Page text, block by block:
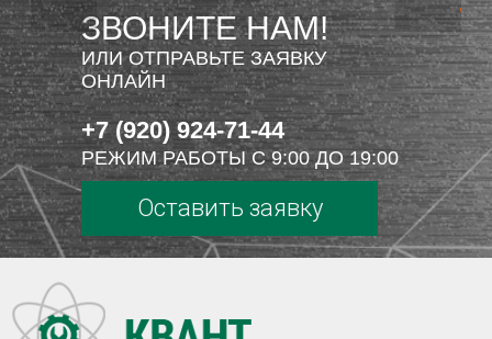
ЗВОНИТЕ НАМ!
ИЛИ ОТПРАВЬТЕ ЗАЯВКУ
ОНЛАЙН
+7 (920) 924-71-44
РЕЖИМ РАБОТЫ С 9:00 ДО 19:00
Оставить заявку